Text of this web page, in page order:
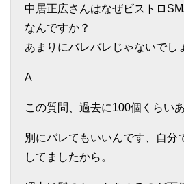
中居正広さんはなぜビストロ
なんですか？
あまりにバレバレじゃないでし
A
この質問、過去に100個くらい
別にバレてもいいんです、自分
してましたから。